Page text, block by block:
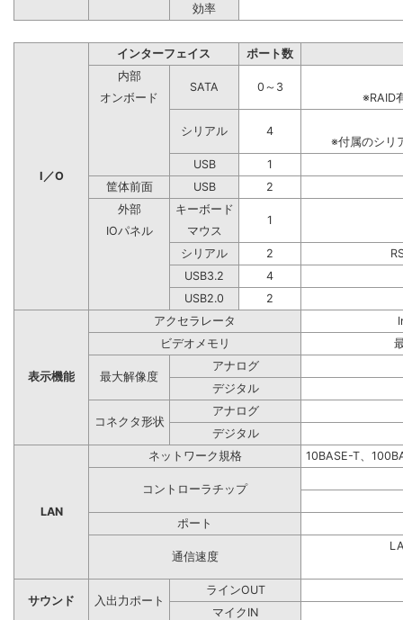
効率
I／O
インターフェイス
ポート数
内部
SATA
0～3
オンボード
※RAID
シリアル
4
※付属のシリ
USB
1
筐体前面
USB
2
外部
キーボード
1
IOパネル
マウス
シリアル
2
USB3.2
4
USB2.0
2
表示機能
アクセラレータ
ビデオメモリ
最大解像度
アナログ
デジタル
コネクタ形状
アナログ
デジタル
LAN
ネットワーク規格 10BASE-T、
コントローラチップ
ポート
通信速度
サウンド 入出力ポート
ラインOUT
マイクIN